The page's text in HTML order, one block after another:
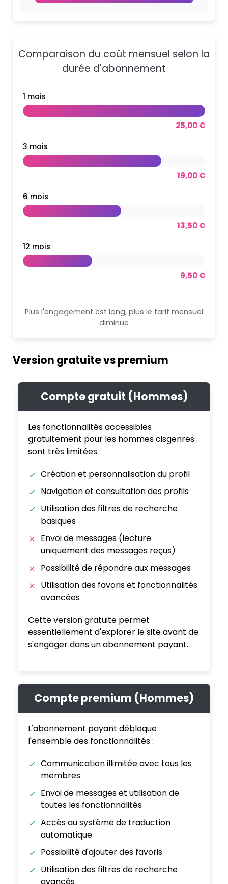
Comparaison du coût mensuel selon la
durée d'abonnement
1 mois
25,00 €
3 mois
19,00 €
6 mois
13,50 €
12 mois
9,50 €
Plus l'engagement est long, plus le tarif mensuel
diminue
Version gratuite vs premium
Compte gratuit (Hommes)
Les fonctionnalités accessibles
gratuitement pour les hommes cisgenres
sont très limitées :
Création et personnalisation du profil
Navigation et consultation des profils
Utilisation des filtres de recherche
basiques
Envoi de messages (lecture
uniquement des messages reçus)
Possibilité de répondre aux messages
Utilisation des favoris et fonctionnalités
avancées
Cette version gratuite permet
essentiellement d'explorer le site avant de
s'engager dans un abonnement payant.
Compte premium (Hommes)
L'abonnement payant débloque
l'ensemble des fonctionnalités :
Communication illimitée avec tous les
membres
Envoi de messages et utilisation de
toutes les fonctionnalités
Accès au système de traduction
automatique
Possibilité d'ajouter des favoris
Utilisation des filtres de recherche